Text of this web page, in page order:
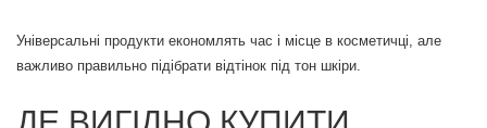
Універсальні продукти економлять час і місце в косметичці, але
важливо правильно підібрати відтінок під тон шкіри.